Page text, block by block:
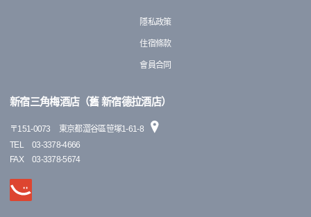
隱私政策
住宿條款
會員合同
新宿三角梅酒店（舊 新宿德拉酒店）
〒151-0073
東京都澀谷區笹塚1-61-8
TEL
03-3378-4666
FAX
03-3378-5674